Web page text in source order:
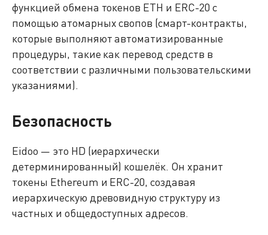
функцией обмена токенов ETH и ERC-20 с
помощью атомарных свопов (смарт-контракты,
которые выполняют автоматизированные
процедуры, такие как перевод средств в
соответствии с различными пользовательскими
указаниями).
Безопасность
Eidoo — это HD (иерархически
детерминированный) кошелёк. Он хранит
токены Ethereum и ERC-20, создавая
иерархическую древовидную структуру из
частных и общедоступных адресов.